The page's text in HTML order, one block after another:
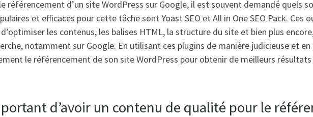
référencement d’un site WordPress sur Google, il est souvent demandé quels
et efficaces pour cette tâche sont Yoast SEO et All in One SEO Pack. Ces
les contenus, les balises HTML, la structure du site et bien plus
notamment sur Google. En utilisant ces plugins de manière judicieuse et
le référencement de son site WordPress pour obtenir de meilleurs
d’avoir un contenu de qualité pour le